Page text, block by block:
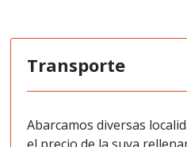
Transporte
Abarcamos diversas